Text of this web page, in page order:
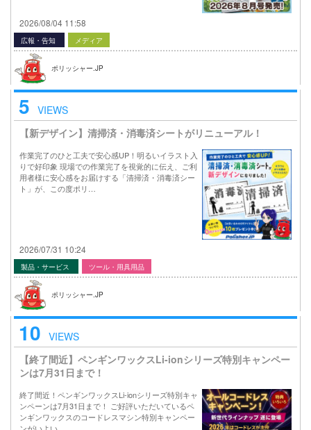
2026/08/04 11:58
広報・告知 メディア
ポリッシャー.JP
5 VIEWS
【新デザイン】清掃済・消毒済シートがリニューアル！
作業完了のひと工夫で安心感UP！明るいイラスト入
りで好印象 現場での作業完了を視覚的に伝え、ご利
用者様に安心感をお届けする「清掃済・消毒済シー
ト」が、この度ポリ…
2026/07/31 10:24
製品・サービス ツール・用具用品
ポリッシャー.JP
10 VIEWS
【終了間近】ペンギンワックスLi-ionシリーズ特別キャンペー
ンは7月31日まで！
終了間近！ペンギンワックスLi-ionシリーズ特別キャ
ンペーンは7月31日まで！ ご好評いただいているペ
ンギンワックスのコードレスマシン特別キャンペー
ンがいよい…